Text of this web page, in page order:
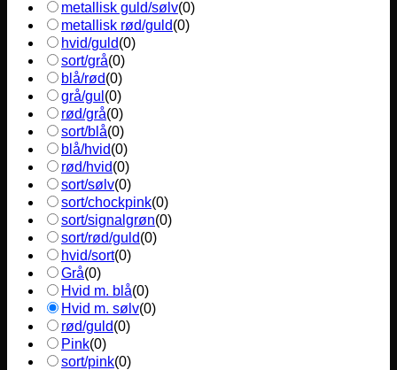
metallisk guld/sølv(0)
metallisk rød/guld(0)
hvid/guld(0)
sort/grå(0)
blå/rød(0)
grå/gul (0)
rød/grå(0)
sort/blå(0)
blå/hvid(0)
rød/hvid(0)
sort/sølv(0)
sort/chockpink(0)
sort/signalgrøn(0)
sort/rød/guld(0)
hvid/sort(0)
Grå(0)
Hvid m. blå(0)
Hvid m. sølv(0)
rød/guld(0)
Pink(0)
sort/pink(0)